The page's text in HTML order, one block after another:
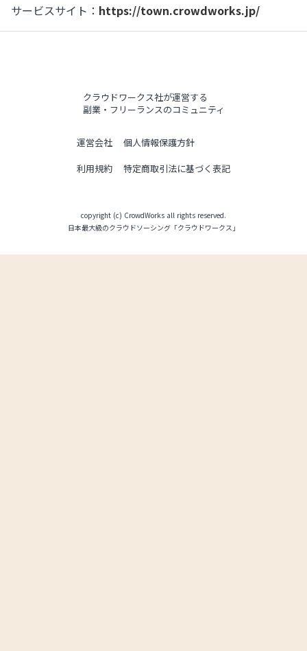
サービスサイト： https://town.crowdworks.jp/
クラウドワークス社が運営する
副業・フリーランスのコミュニティ
運営会社
利用規約
個人情報保護方針
特定商取引法に基づく表記
copyright (c) CrowdWorks all rights reserved.
日本最大級のクラウドソーシング「クラウドワークス」